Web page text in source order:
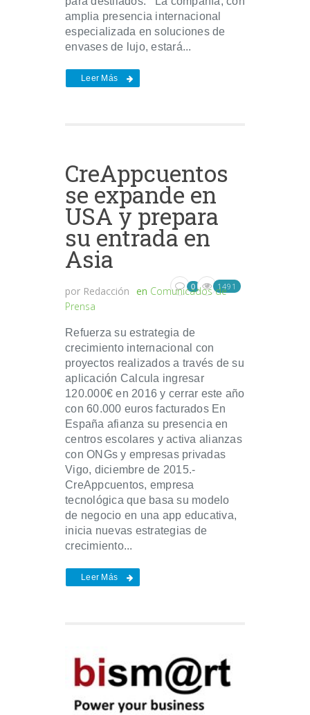
amplia presencia internacional
especializada en soluciones de
envases de lujo, estará...
Leer Más
CreAppcuentos
se expande en
USA y prepara
su entrada en
Asia
por Redacción en Comunicados de
Prensa
0 1491
Refuerza su estrategia de
crecimiento internacional con
proyectos realizados a través de su
aplicación Calcula ingresar
120.000€ en 2016 y cerrar este año
con 60.000 euros facturados En
España afianza su presencia en
centros escolares y activa alianzas
con ONGs y empresas privadas
Vigo, diciembre de 2015.-
CreAppcuentos, empresa
tecnológica que basa su modelo
de negocio en una app educativa,
inicia nuevas estrategias de
crecimiento...
Leer Más